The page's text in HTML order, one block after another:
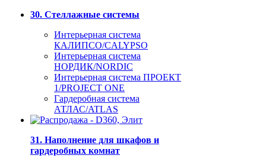
30. Стеллажные системы
Интерьерная система
КАЛИПСО/CALYPSO
Интерьерная система
НОРДИК/NORDIC
Интерьерная система ПРОЕКТ
1/PROJECT ONE
Гардеробная система
АТЛАС/ATLAS
31. Наполнение для шкафов и
гардеробных комнат